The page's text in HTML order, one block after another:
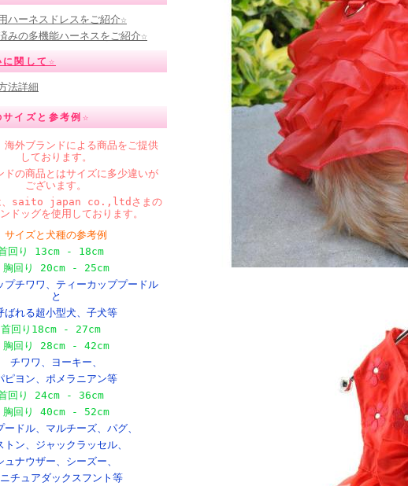
ハーネスドレスをご紹介☆
みの多機能ハーネスをご紹介☆
関して☆
法詳細
イズと参考例☆
海外ブランドによる商品をご提供
しております。
ドの商品とはサイズに多少違いが
ございます。
は、saito japan co.,ltdさまの
ドッグを使用しております。
サイズと犬種の参考例
回り 13cm - 18cm
胸回り 20cm - 25cm
プチワワ、ティーカッププードル
と
ばれる超小型犬、 子犬等
首回り18cm - 27cm
胸回り 28cm - 42cm
チワワ、ヨーキー、
ピヨン、ポメラニアン等
回り 24cm - 36cm
胸回り 40cm - 52cm
ードル、マルチーズ、パグ、
トン、 ジャックラッセル、
ュナウザー、シーズー、
ニチュアダックスフント等